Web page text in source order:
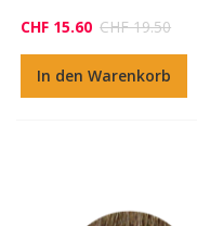
CHF 15.60 CHF 19.50
In den Warenkorb